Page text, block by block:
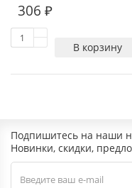
306 ₽
В корзину
Подпишитесь на наши
Новинки, скидки,